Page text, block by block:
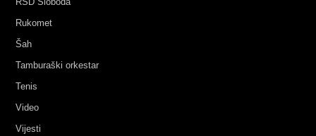
Rukomet
Šah
Tamburaški orkestar
Tenis
Video
Vijesti